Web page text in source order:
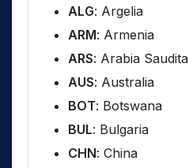
ALG: Argelia
ARM: Armenia
ARS: Arabia Saudita
AUS: Australia
BOT: Botswana
BUL: Bulgaria
CHN: China